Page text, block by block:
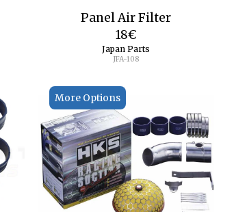
Panel Air Filter
18€
Japan Parts
JFA-108
More Options